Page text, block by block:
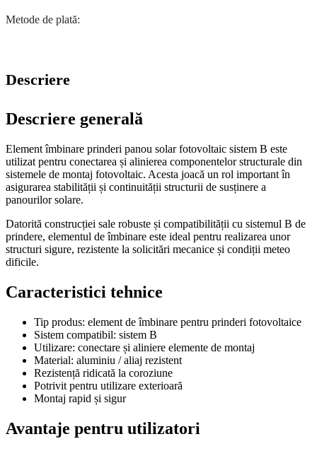
Metode de plată:
Descriere
Descriere generală
Element îmbinare prinderi panou solar fotovoltaic sistem B este
utilizat pentru conectarea și alinierea componentelor structurale din
sistemele de montaj fotovoltaic. Acesta joacă un rol important în
asigurarea stabilității și continuității structurii de susținere a
panourilor solare.
Datorită construcției sale robuste și compatibilității cu sistemul B de
prindere, elementul de îmbinare este ideal pentru realizarea unor
structuri sigure, rezistente la solicitări mecanice și condiții meteo
dificile.
Caracteristici tehnice
Tip produs: element de îmbinare pentru prinderi fotovoltaice
Sistem compatibil: sistem B
Utilizare: conectare și aliniere elemente de montaj
Material: aluminiu / aliaj rezistent
Rezistență ridicată la coroziune
Potrivit pentru utilizare exterioară
Montaj rapid și sigur
Avantaje pentru utilizatori